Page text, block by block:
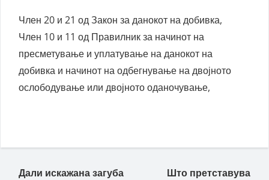
Член 20 и 21 од Закон за данокот на добивка,
Член 10 и 11 од Правилник за начинот на
пресметување и уплатување на данокот на
добивка и начинот на одбегнување на двојното
ослободување или двојното оданочување,
Пост навигација
Дали искажана загуба
Што претставува